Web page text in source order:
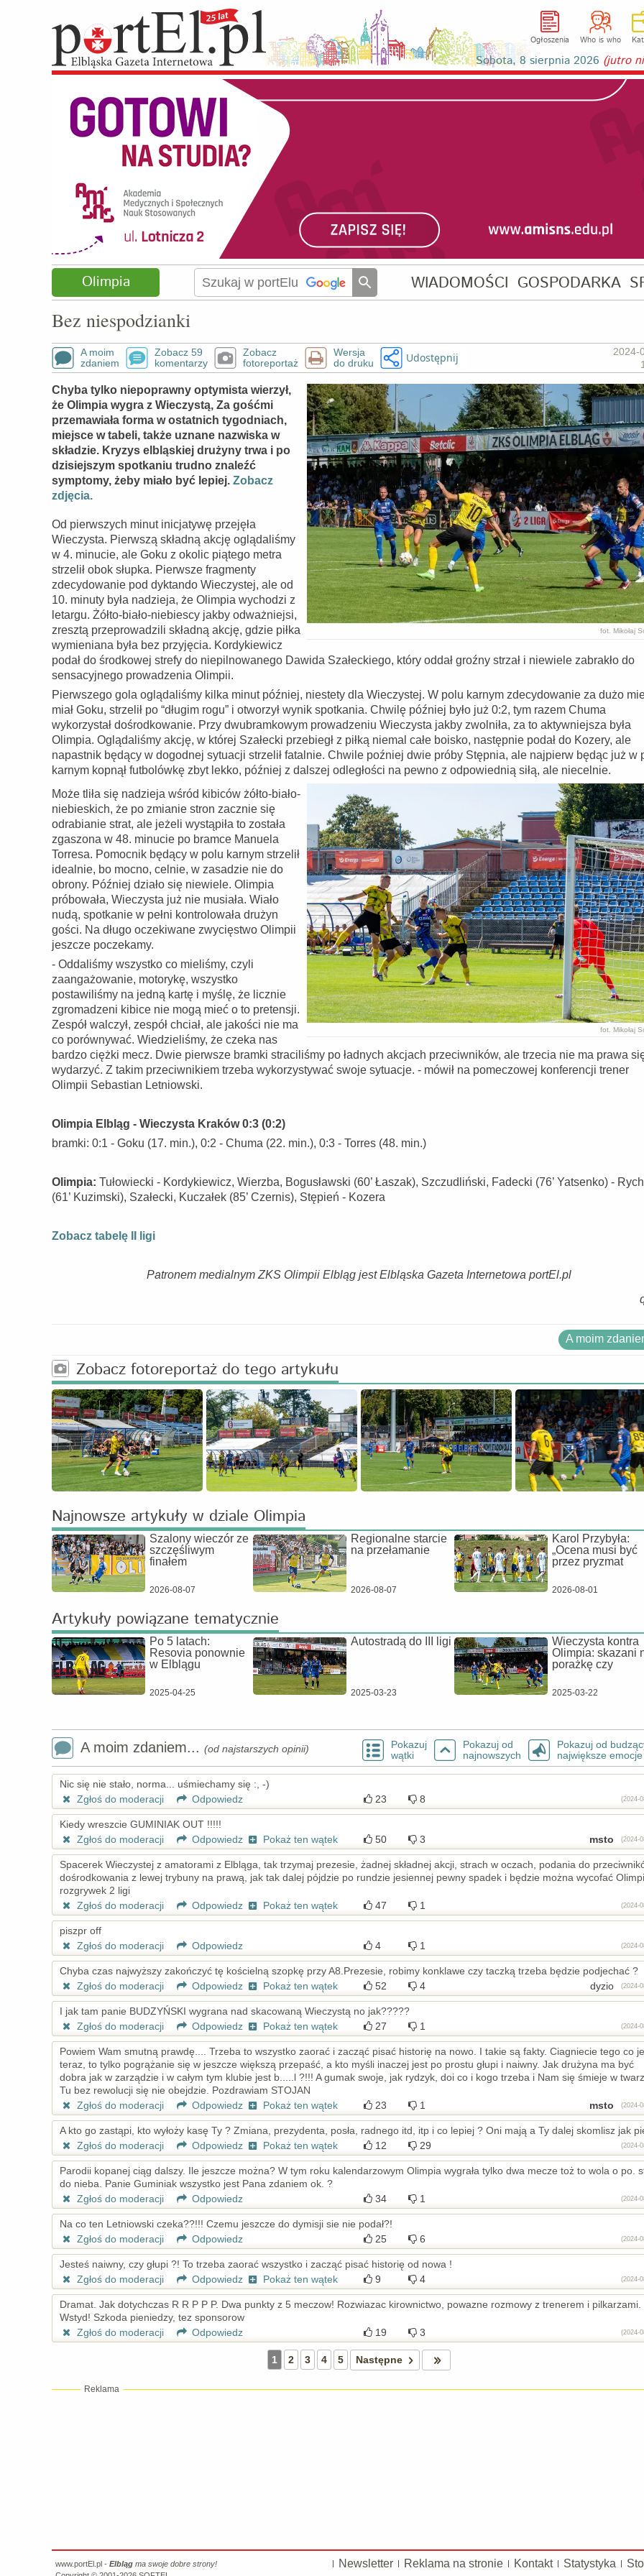
Ogłoszenia Who is who
Sobota, 8 sierpnia 2026 (jutro
Olimpia WIADOMOŚCI GOSPODARKA
Bez niespodzianki
A moim
zdaniem
Zobacz 59
komentarzy
Zobacz
fotoreportaż
Wersja
do druku
Udostępnij
2024-
fot. Mikołaj
Chyba tylko niepoprawny optymista wierzył,
że Olimpia wygra z Wieczystą, Za gośćmi
przemawiała forma w ostatnich tygodniach,
miejsce w tabeli, także uznane nazwiska w
składzie. Kryzys elbląskiej drużyny trwa i po
dzisiejszym spotkaniu trudno znaleźć
symptomy, żeby miało być lepiej. Zobacz
zdjęcia.
Od pierwszych minut inicjatywę przejęła
Wieczysta. Pierwszą składną akcję oglądaliśmy
w 4. minucie, ale Goku z okolic piątego metra
strzelił obok słupka. Pierwsze fragmenty
zdecydowanie pod dyktando Wieczystej, ale od
10. minuty była nadzieja, że Olimpia wychodzi z
letargu. Żółto-biało-niebiescy jakby odważniejsi,
zresztą przeprowadzili składną akcję, gdzie piłka
wymieniana była bez przyjęcia. Kordykiewicz
podał do środkowej strefy do niepilnowanego Dawida Szałeckiego, który oddał groźny strzał i niewiele zabrakło do
sensacyjnego prowadzenia Olimpii.
Pierwszego gola oglądaliśmy kilka minut później, niestety dla Wieczystej. W polu karnym zdecydowanie za dużo
miał Goku, strzelił po “długim rogu” i otworzył wynik spotkania. Chwilę później było już 0:2, tym razem Chuma
wykorzystał dośrodkowanie. Przy dwubramkowym prowadzeniu Wieczysta jakby zwolniła, za to aktywniejsza była
Olimpia. Oglądaliśmy akcję, w której Szałecki przebiegł z piłką niemal całe boisko, następnie podał do Kozery, ale
napastnik będący w dogodnej sytuacji strzelił fatalnie. Chwile poźniej dwie próby Stępnia, ale najpierw będąc już w
karnym kopnął futbolówkę zbyt lekko, później z dalszej odległości na pewno z odpowiednią siłą, ale niecelnie.
fot. Mikołaj
Może tliła się nadzieja wśród kibiców żółto-biało-
niebieskich, że po zmianie stron zacznie się
odrabianie strat, ale jeżeli wystąpiła to została
zgaszona w 48. minucie po bramce Manuela
Torresa. Pomocnik będący w polu karnym strzelił
idealnie, bo mocno, celnie, w zasadzie nie do
obrony. Później działo się niewiele. Olimpia
próbowała, Wieczysta już nie musiała. Wiało
nudą, spotkanie w pełni kontrolowała drużyn
gości. Na długo oczekiwane zwycięstwo Olimpii
jeszcze poczekamy.
- Oddaliśmy wszystko co mieliśmy, czyli
zaangażowanie, motorykę, wszystko
postawiliśmy na jedną kartę i myślę, że licznie
zgromadzeni kibice nie mogą mieć o to pretensji.
Zespół walczył, zespół chciał, ale jakości nie ma
co porównywać. Wiedzieliśmy, że czeka nas
bardzo ciężki mecz. Dwie pierwsze bramki straciliśmy po ładnych akcjach przeciwników, ale trzecia nie ma prawa
wydarzyć. Z takim przeciwnikiem trzeba wykorzystywać swoje sytuacje. - mówił na pomeczowej konferencji trener
Olimpii Sebastian Letniowski.
Olimpia Elbląg - Wieczysta Kraków 0:3 (0:2)
bramki: 0:1 - Goku (17. min.), 0:2 - Chuma (22. min.), 0:3 - Torres (48. min.)
Olimpia: Tułowiecki - Kordykiewicz, Wierzba, Bogusławski (60’ Łaszak), Szczudliński, Fadecki (76’ Yatsenko) -
(61’ Kuzimski), Szałecki, Kuczałek (85’ Czernis), Stępień - Kozera
Zobacz tabelę II ligi
Patronem medialnym ZKS Olimpii Elbląg jest Elbląska Gazeta Internetowa portEl.pl
A moim
Zobacz fotoreportaż do tego artykułu
Najnowsze artykuły w dziale Olimpia
Szalony wieczór ze
szczęśliwym
finałem
2026-08-07
Regionalne starcie
na przełamanie
2026-08-07
Karol Przybyła:
„Ocena musi być
przez pryzmat
2026-08-01
Artykuły powiązane tematycznie
Po 5 latach:
Resovia ponownie
w Elblągu
2025-04-25
Autostradą do III ligi
2025-03-23
Wieczysta kontra
Olimpia: skazani
porażkę czy
2025-03-22
A moim zdaniem... (od najstarszych opinii)
Pokazuj
wątki
Pokazuj od
najnowszych
Pokazuj od
największe emocje
Nic się nie stało, norma... uśmiechamy się :⁠, ⁠-⁠)
Zgłoś do moderacji
Odpowiedz 23 8 (2024-
Kiedy wreszcie GUMINIAK OUT !!!!!
Zgłoś do moderacji
Odpowiedz Pokaż ten wątek 50 3 msto (2024-
Spacerek Wieczystej z amatorami z Elbląga, tak trzymaj prezesie, żadnej składnej akcji, strach w oczach, podania do
dośrodkowania z lewej trybuny na prawą, jak tak dalej pójdzie po rundzie jesiennej pewny spadek i będzie można wycofać
rozgrywek 2 ligi
Zgłoś do moderacji
Odpowiedz Pokaż ten wątek 47 1 (2024-
piszpr off
Zgłoś do moderacji
Odpowiedz 4 1 (2024-
Chyba czas najwyższy zakończyć tę kościelną szopkę przy A8.Prezesie, robimy konklawe czy taczką trzeba będzie podjechać ?
Zgłoś do moderacji
Odpowiedz Pokaż ten wątek 52 4 dyzio (2024-
I jak tam panie BUDZYŃSKI wygrana nad skacowaną Wieczystą no jak?????
Zgłoś do moderacji
Odpowiedz Pokaż ten wątek 27 1 (2024-
Powiem Wam smutną prawdę.... Trzeba to wszystko zaorać i zacząć pisać historię na nowo. I takie są fakty. Ciagniecie tego co
teraz, to tylko pogrążanie się w jeszcze większą przepaść, a kto myśli inaczej jest po prostu głupi i naiwny. Jak drużyna ma być
dobra jak w zarządzie i w całym tym klubie jest b.....l ?!!! A gumak swoje, jak rydzyk, doi co i kogo trzeba i Nam się śmieje w twarz.
Tu bez rewolucji się nie obejdzie. Pozdrawiam STOJAN
Zgłoś do moderacji
Odpowiedz Pokaż ten wątek 23 1 msto (2024-
A kto go zastąpi, kto wyłoży kasę Ty ? Zmiana, prezydenta, posła, radnego itd, itp i co lepiej ? Oni mają a Ty dalej skomlisz jak
Zgłoś do moderacji
Odpowiedz Pokaż ten wątek 12 29 (2024-
Parodii kopanej ciąg dalszy. Ile jeszcze można? W tym roku kalendarzowym Olimpia wygrała tylko dwa mecze toż to wola o po.
do nieba. Panie Guminiak wszystko jest Pana zdaniem ok. ?
Zgłoś do moderacji
Odpowiedz 34 1 (2024-
Na co ten Letniowski czeka??!!! Czemu jeszcze do dymisji sie nie podał?!
Zgłoś do moderacji
Odpowiedz 25 6 (2024-
Jesteś naiwny, czy głupi ?! To trzeba zaorać wszystko i zacząć pisać historię od nowa !
Zgłoś do moderacji
Odpowiedz Pokaż ten wątek 9 4 (2024-
Dramat. Jak dotychczas R R P P P. Dwa punkty z 5 meczow! Rozwiazac kirownictwo, powazne rozmowy z trenerem i pilkarzami.
Wstyd! Szkoda pieniedzy, tez sponsorow
Zgłoś do moderacji
Odpowiedz 19 3 (2024-
1 2 3 4 5 Następne
Reklama
Newsletter Reklama na stronie Kontakt Statystyka
www.portEl.pl - Elbląg ma swoje dobre strony!